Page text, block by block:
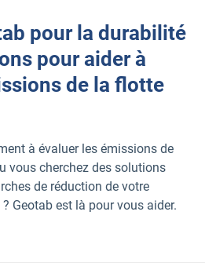
pour la durabilité
pour aider à
de la flotte
à évaluer les émissions de
vous cherchez des solutions
de réduction de votre
Geotab est là pour vous aider.